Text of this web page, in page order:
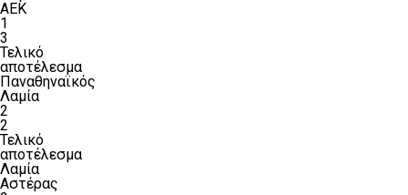
ΑΕΚ
1
3
Τελικό
αποτέλεσμα
Παναθηναϊκός
Λαμία
2
2
Τελικό
αποτέλεσμα
Λαμία
Αστέρας